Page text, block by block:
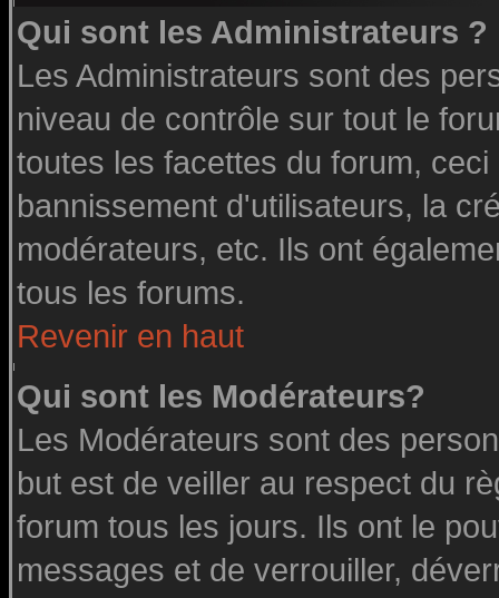
Qui sont les Administrateurs ?
Les Administrateurs sont des
niveau de contrôle sur tout le
toutes les facettes du forum,
bannissement d'utilisateurs, la
modérateurs, etc. Ils ont
tous les forums.
Revenir en haut
Qui sont les Modérateurs?
Les Modérateurs sont des
but est de veiller au respect du
forum tous les jours. Ils ont le
messages et de verrouiller,